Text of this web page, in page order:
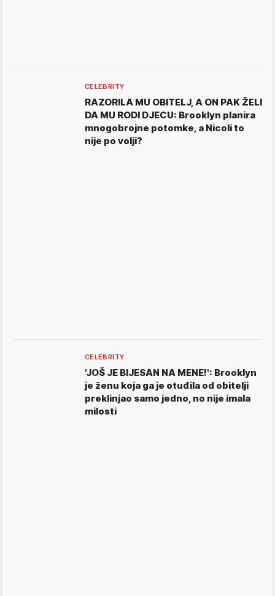
CELEBRITY
RAZORILA MU OBITELJ, A ON PAK ŽELI
DA MU RODI DJECU: Brooklyn planira
mnogobrojne potomke, a Nicoli to
nije po volji?
CELEBRITY
'JOŠ JE BIJESAN NA MENE!': Brooklyn
je ženu koja ga je otuđila od obitelji
preklinjao samo jedno, no nije imala
milosti